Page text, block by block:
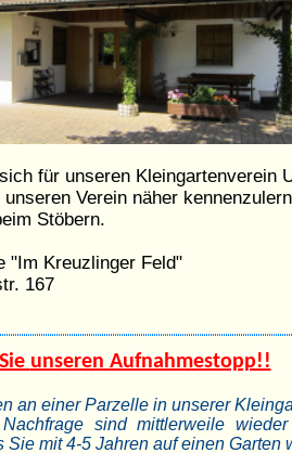
für unseren Kleingartenverein
Verein näher
Stöbern.
"Im Kreuzlinger Feld"
167
unseren Aufnahmestopp!!
an einer Parzelle in unserer
sind mittlerweile
Sie mit 4-5 Jahren auf einen